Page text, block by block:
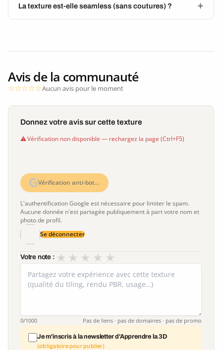
La texture est-elle seamless (sans coutures) ?
Avis de la communauté
Aucun avis pour le moment
Donnez votre avis sur cette texture
Vérification non disponible — rechargez la page (Ctrl+F5)
Vérification anti-bot…
L'authentification Google est nécessaire pour limiter le spam.
Aucune donnée n'est partagée publiquement à part votre nom et
photo de profil.
Se déconnecter
Votre note : ★
★
★
★
★
0/1000 Pas de liens · pas de domaines · pas de promo
Je m'inscris à la newsletter d'Apprendre la 3D
(obligatoire pour publier)